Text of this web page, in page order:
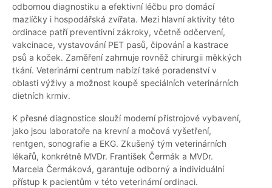
odbornou diagnostiku a efektivní léčbu pro domácí
mazlíčky i hospodářská zvířata. Mezi hlavní aktivity této
ordinace patří preventivní zákroky, včetně odčervení,
vakcinace, vystavování PET pasů, čipování a kastrace
psů a koček. Zaměření zahrnuje rovněž chirurgii měkkých
tkání. Veterinární centrum nabízí také poradenství v
oblasti výživy a možnost koupě speciálních veterinárních
dietních krmiv.
K přesné diagnostice slouží moderní přístrojové vybavení,
jako jsou laboratoře na krevní a močová vyšetření,
rentgen, sonografie a EKG. Zkušený tým veterinárních
lékařů, konkrétně MVDr. František Čermák a MVDr.
Marcela Čermáková, garantuje odborný a individuální
přístup k pacientům v této veterinární ordinaci.